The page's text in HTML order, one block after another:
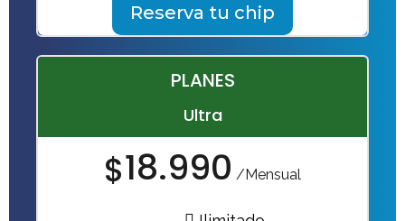
Reserva tu chip
PLANES
Ultra
$18.990 /Mensual